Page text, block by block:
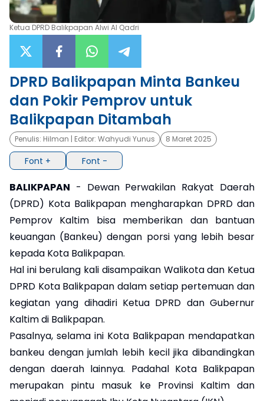
×
Ketua DPRD Balikpapan Alwi Al Qadri
DPRD Balikpapan Minta Bankeu
dan Pokir Pemprov untuk
Balikpapan Ditambah
Penulis: Hilman | Editor: Wahyudi Yunus 8 Maret 2025
Font + Font -
BALIKPAPAN - Dewan Perwakilan Rakyat Daerah
(DPRD) Kota Balikpapan mengharapkan DPRD dan
Pemprov Kaltim bisa memberikan dan bantuan
keuangan (Bankeu) dengan porsi yang lebih besar
kepada Kota Balikpapan.
Hal ini berulang kali disampaikan Walikota dan Ketua
DPRD Kota Balikpapan dalam setiap pertemuan dan
kegiatan yang dihadiri Ketua DPRD dan Gubernur
Kaltim di Balikpapan.
Pasalnya, selama ini Kota Balikpapan mendapatkan
bankeu dengan jumlah lebih kecil jika dibandingkan
dengan daerah lainnya. Padahal Kota Balikpapan
merupakan pintu masuk ke Provinsi Kaltim dan